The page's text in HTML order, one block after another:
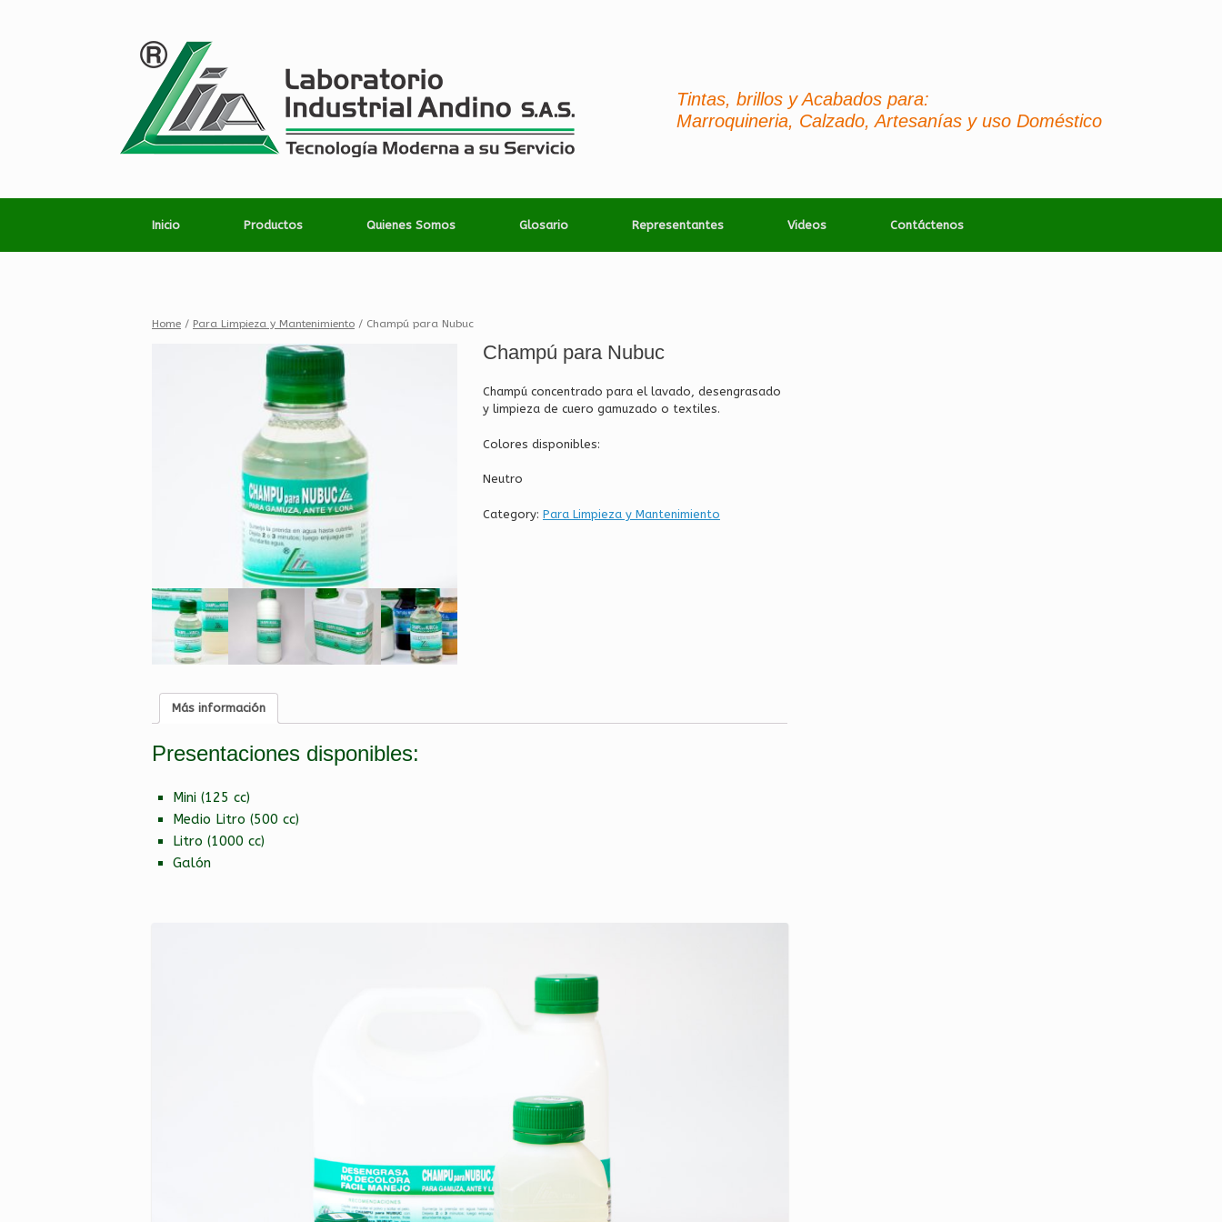
Tintas, brillos y Acabados para:
Marroquineria, Calzado, Artesanías y uso Doméstico
Inicio Productos Quienes Somos Glosario Representantes Videos Contáctenos
Home / Para Limpieza y Mantenimiento / Champú para Nubuc
Champú para Nubuc
Champú concentrado para el lavado, desengrasado
y limpieza de cuero gamuzado o textiles.
Colores disponibles:
Neutro
Category: Para Limpieza y Mantenimiento
Más información
Presentaciones disponibles:
Mini (125 cc)
Medio Litro (500 cc)
Litro (1000 cc)
Galón